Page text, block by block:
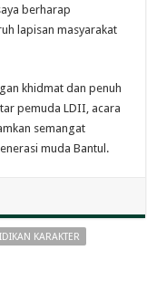
berharap
lapisan masyarakat
khidmat dan penuh
pemuda LDII, acara
semangat
muda Bantul.
KARAKTER